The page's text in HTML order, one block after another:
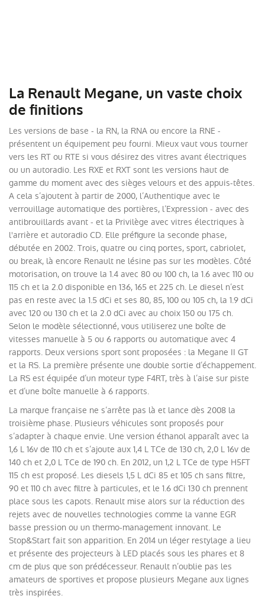
La Renault Megane, un vaste choix
de finitions
Les versions de base - la RN, la RNA ou encore la RNE -
présentent un équipement peu fourni. Mieux vaut vous tourner
vers les RT ou RTE si vous désirez des vitres avant électriques
ou un autoradio. Les RXE et RXT sont les versions haut de
gamme du moment avec des sièges velours et des appuis-têtes.
A cela s’ajoutent à partir de 2000, l’Authentique avec le
verrouillage automatique des portières, l’Expression - avec des
antibrouillards avant - et la Privilège avec vitres électriques à
l'arrière et autoradio CD. Elle préfigure la seconde phase,
débutée en 2002. Trois, quatre ou cinq portes, sport, cabriolet,
ou break, là encore Renault ne lésine pas sur les modèles. Côté
motorisation, on trouve la 1.4 avec 80 ou 100 ch, la 1.6 avec 110 ou
115 ch et la 2.0 disponible en 136, 165 et 225 ch. Le diesel n’est
pas en reste avec la 1.5 dCi et ses 80, 85, 100 ou 105 ch, la 1.9 dCi
avec 120 ou 130 ch et la 2.0 dCi avec au choix 150 ou 175 ch.
Selon le modèle sélectionné, vous utiliserez une boîte de
vitesses manuelle à 5 ou 6 rapports ou automatique avec 4
rapports. Deux versions sport sont proposées : la Megane II GT
et la RS. La première présente une double sortie d’échappement.
La RS est équipée d’un moteur type F4RT, très à l’aise sur piste
et d’une boîte manuelle à 6 rapports.
La marque française ne s’arrête pas là et lance dès 2008 la
troisième phase. Plusieurs véhicules sont proposés pour
s’adapter à chaque envie. Une version éthanol apparaît avec la
1,6 L 16v de 110 ch et s’ajoute aux 1,4 L TCe de 130 ch, 2,0 L 16v de
140 ch et 2,0 L TCe de 190 ch. En 2012, un 1,2 L TCe de type H5FT
115 ch est proposé. Les diesels 1,5 L dCi 85 et 105 ch sans filtre,
90 et 110 ch avec filtre à particules, et le 1.6 dCi 130 ch prennent
place sous les capots. Renault mise alors sur la réduction des
rejets avec de nouvelles technologies comme la vanne EGR
basse pression ou un thermo-management innovant. Le
Stop&Start fait son apparition. En 2014 un léger restylage a lieu
et présente des projecteurs à LED placés sous les phares et 8
cm de plus que son prédécesseur. Renault n’oublie pas les
amateurs de sportives et propose plusieurs Megane aux lignes
très inspirées.